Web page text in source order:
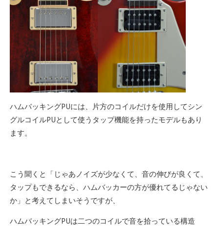
ハムバッキングPUには、片方のコイルだけを使用してシン
グルコイルPUとして使うタップ機能を持ったモデルもあり
ます。
こう聞くと「じゃあノイズが少なくて、音の伸びが良くて、
タップもできるなら、ハムバッカーの方が優れてるじゃない
か」と考えてしまいそうですが、
ハムバッキングPUは二つのコイルで音を拾っている構造